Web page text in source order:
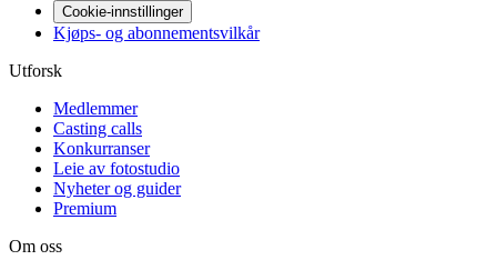
Cookie-innstillinger
Kjøps- og abonnementsvilkår
Utforsk
Medlemmer
Casting calls
Konkurranser
Leie av fotostudio
Nyheter og guider
Premium
Om oss